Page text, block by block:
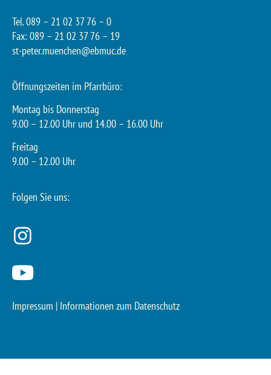
Tel. 089 – 21 02 37 76 – 0
Fax: 089 – 21 02 37 76 – 19
st-peter.muenchen@ebmuc.de
Öffnungszeiten im Pfarrbüro:
Montag bis Donnerstag
9.00 – 12.00 Uhr und 14.00 – 16.00 Uhr
Freitag
9.00 – 12.00 Uhr
Folgen Sie uns:
Impressum | Informationen zum Datenschutz